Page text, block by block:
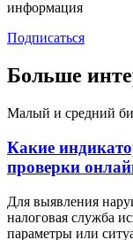
информация
Подписаться
Больше
Малый и средний
Какие
проверки
Для выявления
налоговая служба
параметры или